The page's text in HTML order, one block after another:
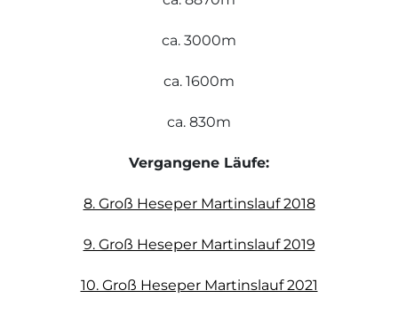
ca. 3000m
ca. 1600m
ca. 830m
Vergangene Läufe:
8. Groß Heseper Martinslauf 2018
9. Groß Heseper Martinslauf 2019
10. Groß Heseper Martinslauf 2021